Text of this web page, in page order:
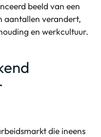
beeld van een
aantallen verandert,
en werkcultuur.
die ineens